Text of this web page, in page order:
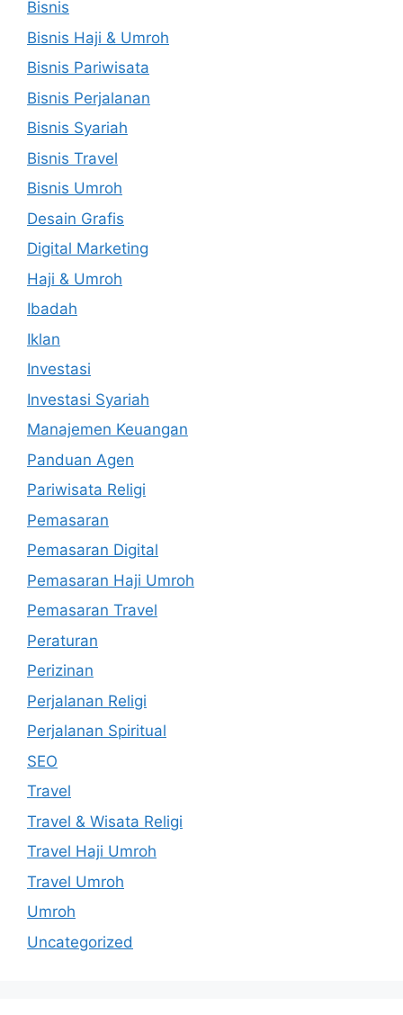
Bisnis
Bisnis Haji & Umroh
Bisnis Pariwisata
Bisnis Perjalanan
Bisnis Syariah
Bisnis Travel
Bisnis Umroh
Desain Grafis
Digital Marketing
Haji & Umroh
Ibadah
Iklan
Investasi
Investasi Syariah
Manajemen Keuangan
Panduan Agen
Pariwisata Religi
Pemasaran
Pemasaran Digital
Pemasaran Haji Umroh
Pemasaran Travel
Peraturan
Perizinan
Perjalanan Religi
Perjalanan Spiritual
SEO
Travel
Travel & Wisata Religi
Travel Haji Umroh
Travel Umroh
Umroh
Uncategorized